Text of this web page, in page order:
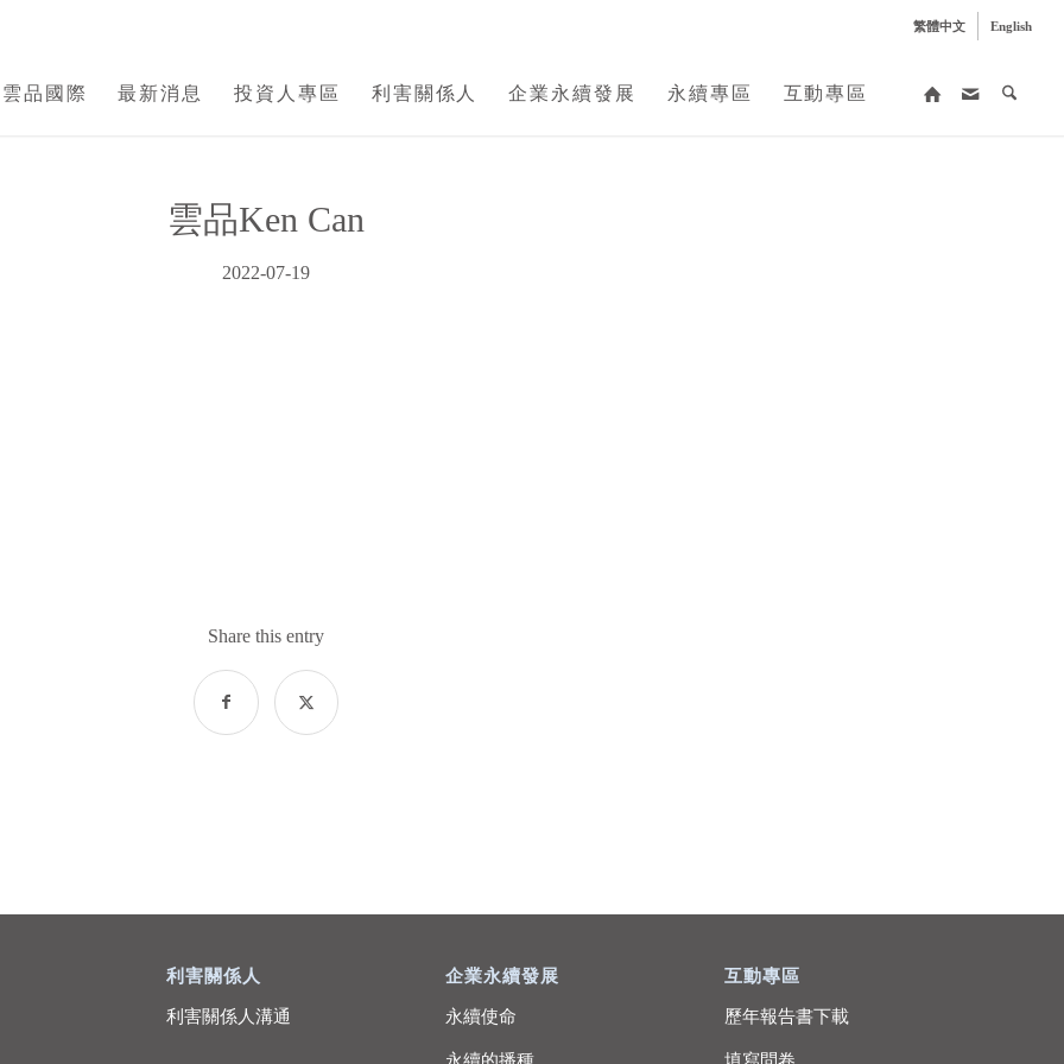
繁體中文 English
品國際 最新消息 投資人專區 利害關係人 企業永續發展 永續專區 互動專區
雲品Ken Can
2022-07-19
Share this entry
利害關係人
利害關係人溝通
企業永續發展
永續使命
互動專區
歷年報告書下載